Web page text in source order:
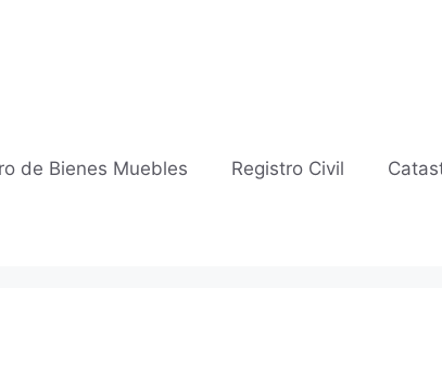
de Bienes Muebles Registro Civil